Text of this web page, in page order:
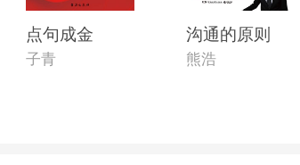
点句成金
子青
沟通的原则
熊浩